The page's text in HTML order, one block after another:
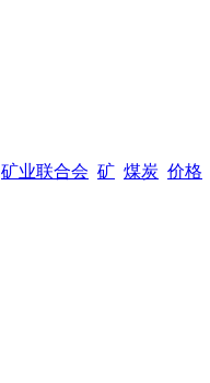
矿业联合会 矿 煤炭 价格